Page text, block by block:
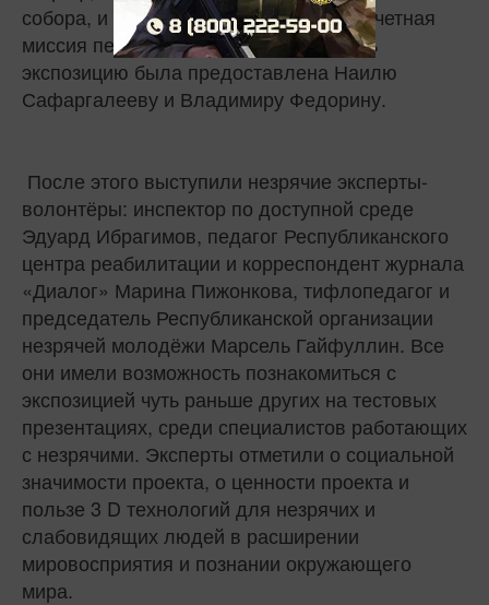
собора, и Губернаторского дворца. Почетная
миссия перерезать ленточку и открыть
экспозицию была предоставлена Наилю
Сафаргалееву и Владимиру Федорину.
После этого выступили незрячие эксперты-
волонтёры: инспектор по доступной среде
Эдуард Ибрагимов, педагог Республиканского
центра реабилитации и корреспондент журнала
«Диалог» Марина Пижонкова, тифлопедагог и
председатель Республиканской организации
незрячей молодёжи Марсель Гайфуллин. Все
они имели возможность познакомиться с
экспозицией чуть раньше других на тестовых
презентациях, среди специалистов работающих
с незрячими. Эксперты отметили о социальной
значимости проекта, о ценности проекта и
пользе 3 D технологий для незрячих и
слабовидящих людей в расширении
мировосприятия и познании окружающего
мира.